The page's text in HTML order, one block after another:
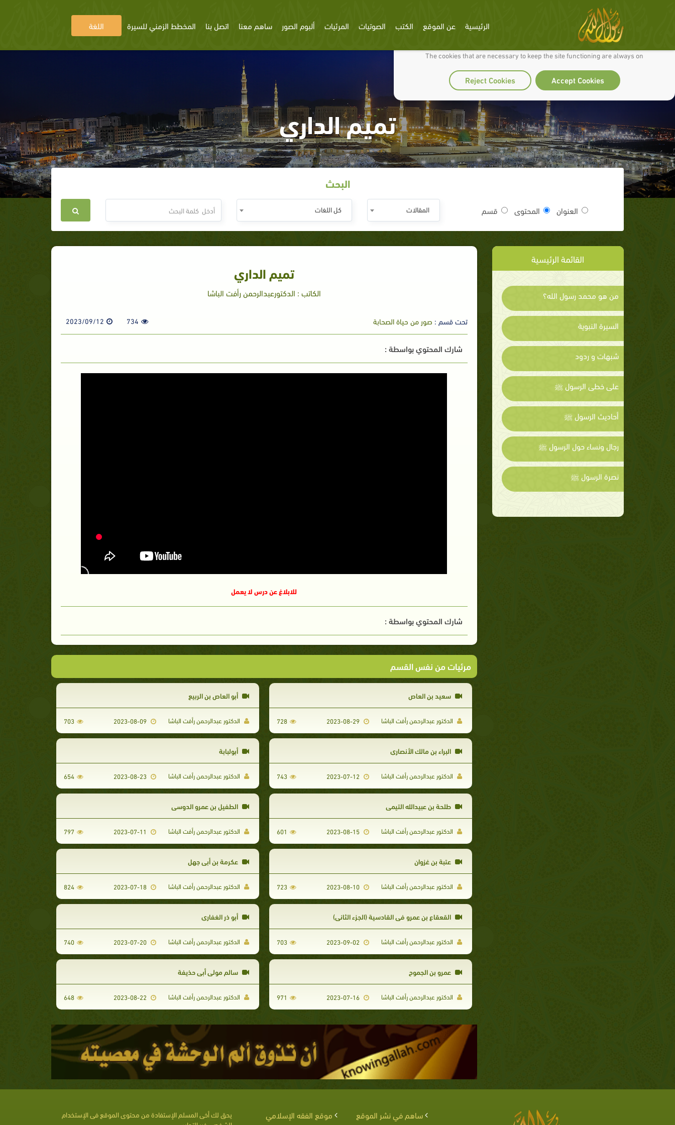
We use cookies to make our site work well for you and so we can continually improve it.
The cookies that are necessary to keep the site functioning are always on
Accept Cookies
Reject Cookies
الرئيسية عن الموقع الكتب الصوتيات المرئيات ألبوم الصور ساهم معنا اتصل بنا المخطط الزمني للسيرة اللغة
تميم الداري
البحث
العنوان المحتوى قسم المقالات كل اللغات
القائمة الرئيسية
من هو محمد رسول الله؟
السيرة النبوية
شبهات و ردود
على خطى الرسول ﷺ
أحاديث الرسول ﷺ
رجال ونساء حول الرسول ﷺ
نصرة الرسول ﷺ
تميم الداري
الكاتب : الدكتورعبدالرحمن رأفت الباشا
تحت قسم : صور من حياة الصحابة 734
2023/09/12
شارك المحتوي بواسطة :
للابلاغ عن درس لا يعمل
شارك المحتوي بواسطة :
مرئيات من نفس القسم
سعيد بن العاص
الدكتور عبدالرحمن رأفت الباشا 728
أبو العاص بن الربيع
الدكتور عبدالرحمن رأفت الباشا 703
البراء بن مالك الأنصاري
الدكتور عبدالرحمن رأفت الباشا 743
أبولبابة
الدكتور عبدالرحمن رأفت الباشا 654
طلحة بن عبيدالله التيمي
الدكتور عبدالرحمن رأفت الباشا 601
الطفيل بن عمرو الدوسي
الدكتور عبدالرحمن رأفت الباشا 797
عتبة بن غزوان
الدكتور عبدالرحمن رأفت الباشا 723
عكرمة بن أبي جهل
الدكتور عبدالرحمن رأفت الباشا 824
القعقاع بن عمرو في القادسية (الجزء الثاني)
الدكتور عبدالرحمن رأفت الباشا 703
أبو ذرٍ الغفاري
الدكتور عبدالرحمن رأفت الباشا 740
عمرو بن الجموح
الدكتور عبدالرحمن رأفت الباشا 971
سالم مولى أبي حذيفة
الدكتور عبدالرحمن رأفت الباشا 648
ساهم في نشر الموقع
موقع الفقه الإسلامي
يحق لك أخى المسلم الإستفادة من محتوى الموقع فى الإستخدام